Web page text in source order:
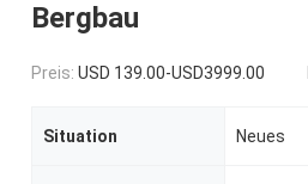
Bergbau
Preis: USD 139.00-USD3999.00
Situation Neues